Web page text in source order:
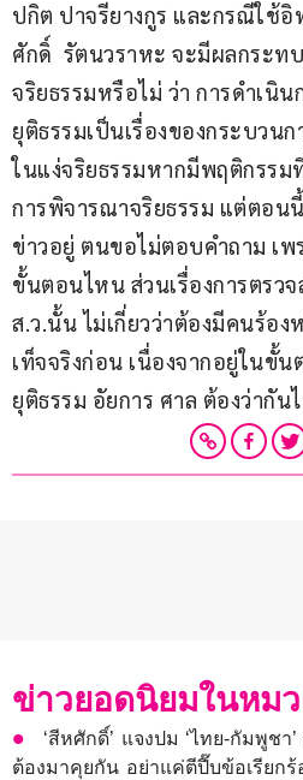
ปกิต ปาจรียางกูร และกรณีใช้
ศักดิ์  รัตนวราหะ จะมีผลกระ
จริยธรรมหรือไม่ ว่า การดำเนิ
ยุติธรรมเป็นเรื่องของกระบวน
ในแง่จริยธรรมหากมีพฤติกรรม
การพิจารณาจริยธรรม แต่ตอ
ข่าวอยู่ ตนขอไม่ตอบคำถาม เพ
ขั้นตอนไหน ส่วนเรื่องการตรว
ส.ว.นั้น ไม่เกี่ยวว่าต้องมีคนร้อง
เท็จจริงก่อน เนื่องจากอยู่ในขั้
ยุติธรรม อัยการ ศาล ต้องว่ากัน
ข่าวยอดนิยมในหม
‘สีหศักดิ์’ แจงปม ‘ไทย-กัมพูชา
ต้องมาคุยกัน อย่าแค่ตีปี๊บข้อเรียกร้